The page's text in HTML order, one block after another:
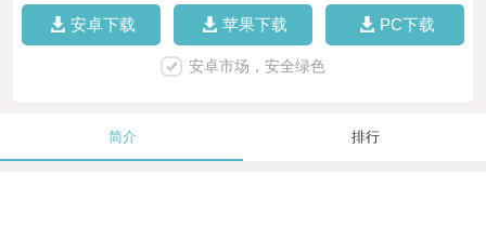
安卓下载 苹果下载 PC下载
安卓市场，安全绿色
简介 排行